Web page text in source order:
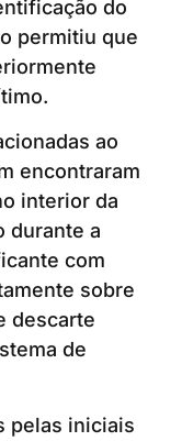
do
permitiu que
ao
encontraram
interior da
durante a
com
sobre
descarte
de
pelas iniciais